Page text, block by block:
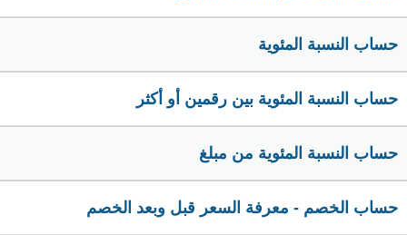
حساب النسبة المئوية
حساب النسبة المئوية بين رقمين أو أكثر
حساب النسبة المئوية من مبلغ
حساب الخصم - معرفة السعر قبل وبعد الخصم